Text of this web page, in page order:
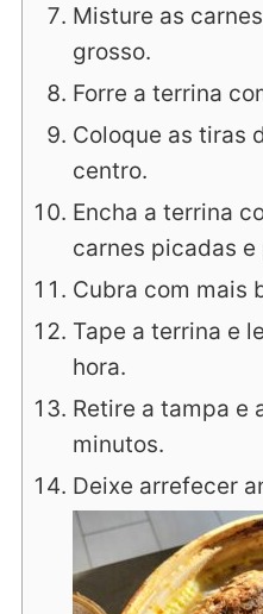
Misture as
grosso.
Forre a terrina
Coloque as tiras
centro.
Encha a terrina
carnes picadas
Cubra com mais
Tape a terrina e
hora.
Retire a tampa e
minutos.
Deixe arrefecer